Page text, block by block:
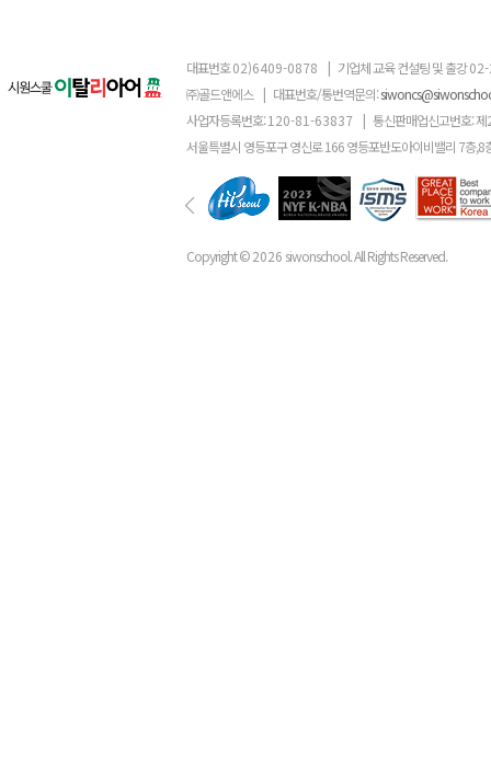
대표번호02)6409-0878 | 기업체 교육 컨설팅 및 출강
㈜골드앤에스 | 대표번호/통번역문의:
사업자등록번호:120-81-63837 | 통신판매업신고번호: 제
서울특별시 영등포구 영신로 166 영등포반도아이비밸리 7층,8
Copyright ©2026 siwonschool. All Rights Reserved.